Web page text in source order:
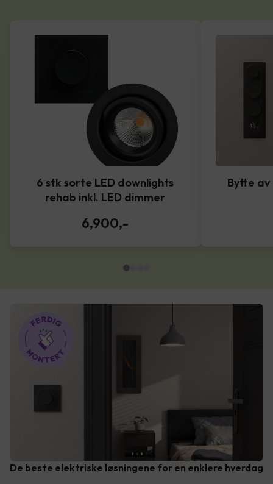
6 stk sorte LED downlights
rehab inkl. LED dimmer
6,900,-
Bytte
De beste elektriske løsningene for en enklere hverdag